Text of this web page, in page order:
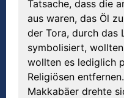
Tatsache, dass die
aus waren, das Öl
der Tora, durch das
symbolisiert,
wollten es lediglich
Religiösen
Makkabäer drehte